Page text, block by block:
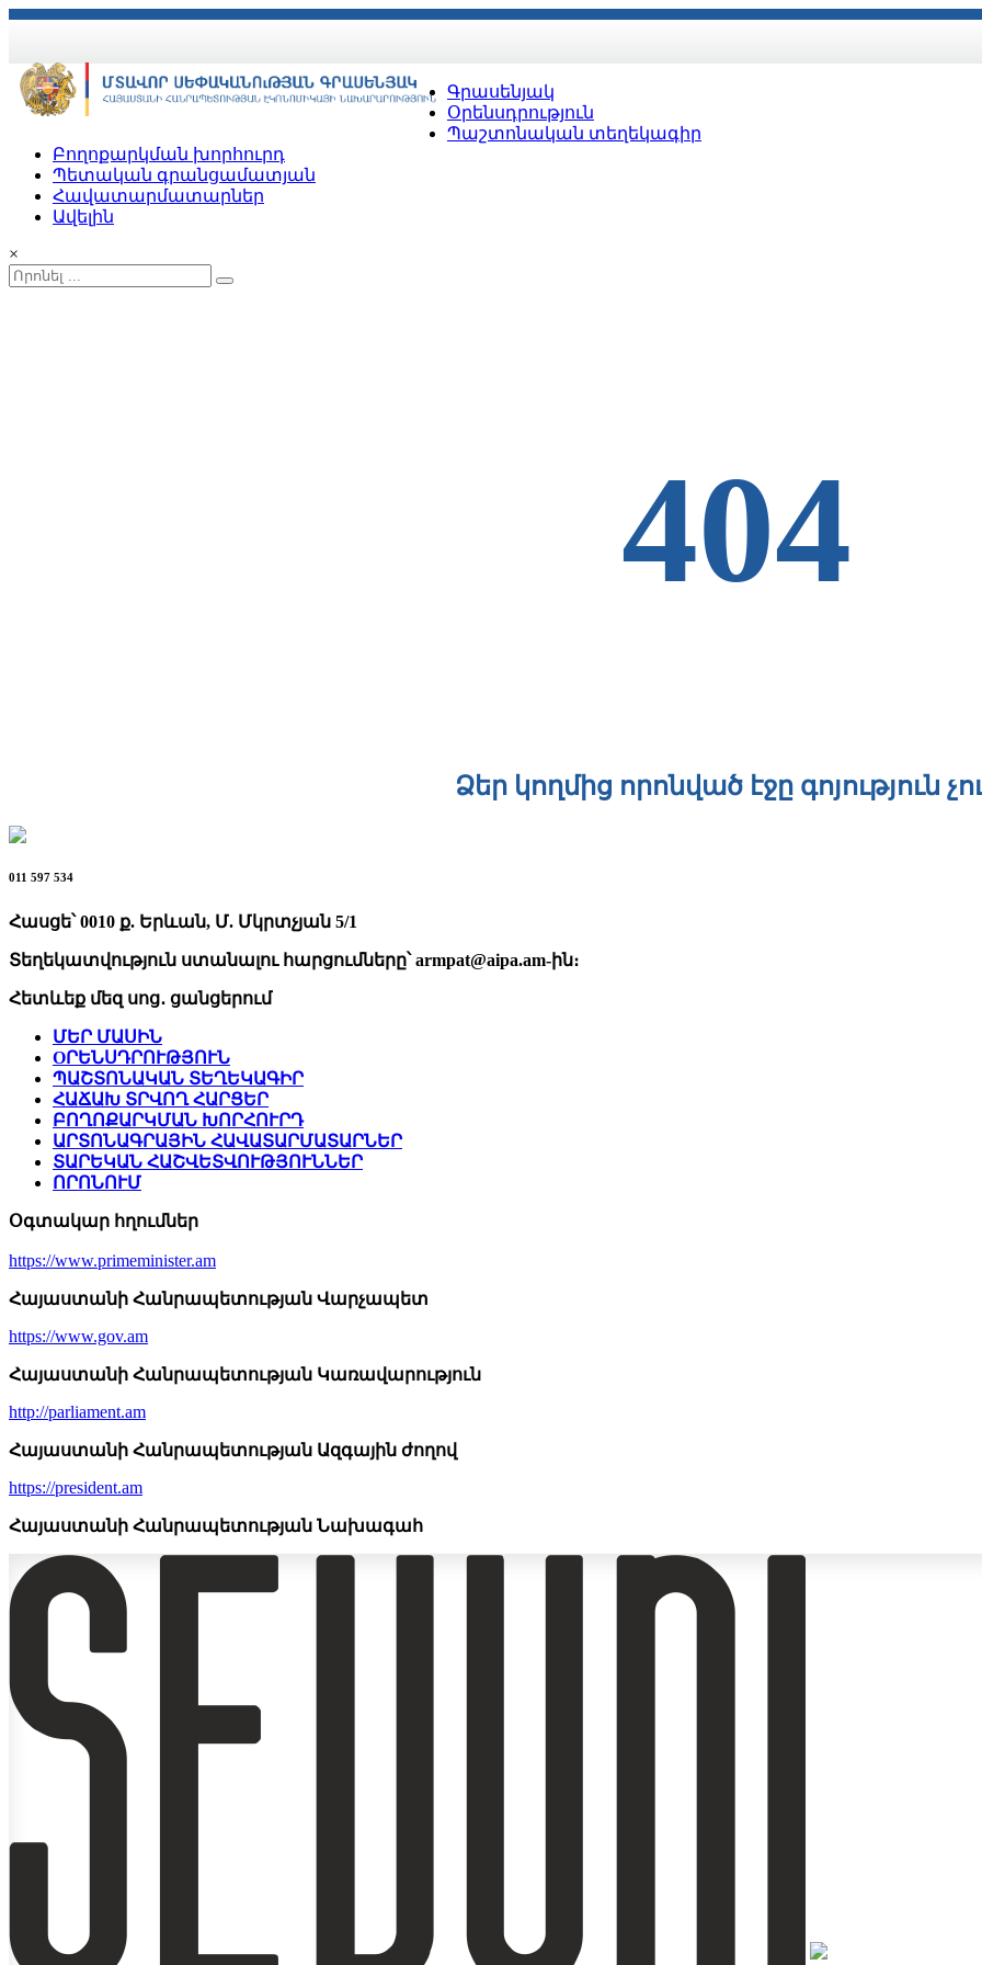
Գրասենյակ
Օրենսդրություն
Պաշտոնական տեղեկագիր
Բողոքարկման խորհուրդ
Պետական գրանցամատյան
Հավատարմատարներ
Ավելին
×
404
Ձեր կողմից որոնված էջը գոյություն
011 597 534
Հասցե՝ 0010 ք. Երևան, Մ. Մկրտչյան 5/1
Տեղեկատվություն ստանալու հարցումները՝armpat@aipa.am-ին։
Հետևեք մեզ սոց․ ցանցերում
ՄԵՐ ՄԱՍԻՆ
OՐԵՆՍԴՐՈՒԹՅՈՒՆ
ՊԱՇՏՈՆԱԿԱՆ ՏԵՂԵԿԱԳԻՐ
ՀԱՃԱԽ ՏՐՎՈՂ ՀԱՐՑԵՐ
ԲՈՂՈՔԱՐԿՄԱՆ ԽՈՐՀՈՒՐԴ
ԱՐՏՈՆԱԳՐԱՅԻՆ ՀԱՎԱՏԱՐՄԱՏԱՐՆԵՐ
ՏԱՐԵԿԱՆ ՀԱՇՎԵՏՎՈՒԹՅՈՒՆՆԵՐ
ՈՐՈՆՈՒՄ
Օգտակար հղումներ
https://www.primeminister.am
Հայաստանի Հանրապետության Վարչապետ
https://www.gov.am
Հայաստանի Հանրապետության Կառավարություն
http://parliament.am
Հայաստանի Հանրապետության Ազգային ժողով
https://president.am
Հայաստանի Հանրապետության Նախագահ